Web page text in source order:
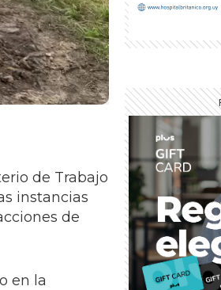
de Trabajo
instancias
de
en la